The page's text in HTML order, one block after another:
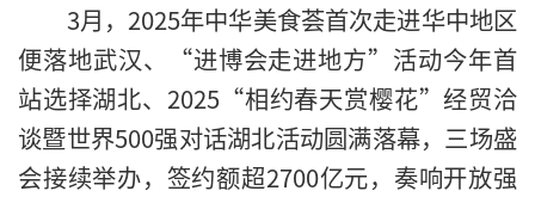
3月，2025年中华美食荟首次走进华中地区
便落地武汉、“进博会走进地方”活动今年首
站选择湖北、2025“相约春天赏樱花”经贸洽
谈暨世界500强对话湖北活动圆满落幕，三场盛
会接续举办，签约额超2700亿元，奏响开放强